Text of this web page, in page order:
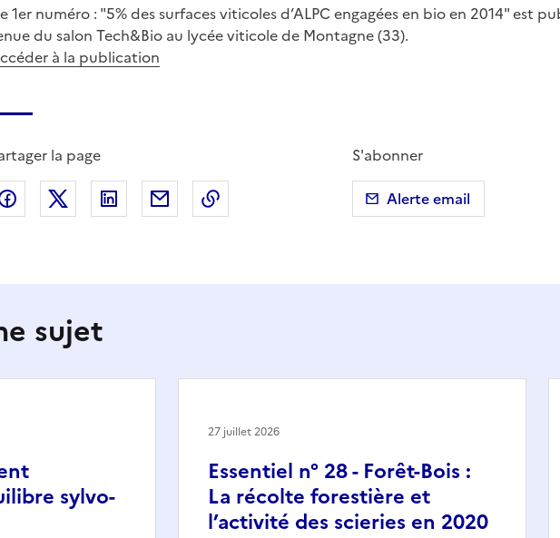
1er numéro : "5% des surfaces viticoles d’ALPC engagées en bio en 2014" est
du salon Tech&Bio au lycée viticole de Montagne (33).
à la publication
la page
Partager sur Facebook
Partager sur X (anciennement Twitter)
Partager sur LinkedIn
Partager par emailCopier dans le presse-papier
S'abonner
Alerte email
sujet
sylvo-
Essentiel n° 28 - Forêt-Bois :
La récolte forestière et
l’activité des scieries en 2020
27 juillet 2026